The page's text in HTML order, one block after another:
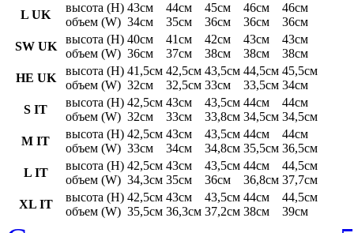
L UK
высота (H)
объем (W)
43см
34см
44см
35см
45см
36см
46см
36см
46см
36см
SW UK
высота (H)
объем (W)
40см
36см
41см
37см
42см
38см
43см
38см
43см
38см
HE UK
высота (H)
объем (W)
41,5см
32см
42,5см
32,5см
43,5см
33см
44,5см
33,5см
45,5см
34см
S IT
высота (H)
объем (W)
42,5см
32см
43см
33см
43,5см
33,8см
44см
34,5см
44см
34,5см
M IT
высота (H)
объем (W)
42,5см
33см
43см
34см
43,5см
34,8см
44см
35,5см
44см
36,5см
L IT
высота (H)
объем (W)
42,5см
34,3см
43см
35см
43,5см
36см
44см
36,8см
44,5см
37,7см
XL IT
высота (H)
объем (W)
42,5см
35,5см
43см
36,3см
43,5см
37,2см
44см
38см
44,5см
39см